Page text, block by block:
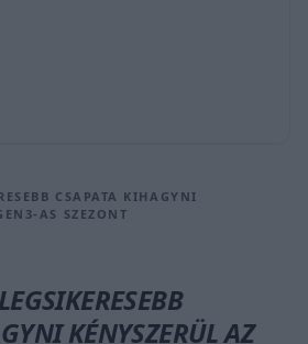
CSAPATA KIHAGYNI
AS SZEZONT
KÉNYSZERÜL AZ